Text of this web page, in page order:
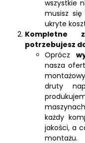
wszystkie
musisz
ukryte
Kompletne
potrzebujesz
Oprócz
nasza
druty
każdy
jakości, a
montażu.